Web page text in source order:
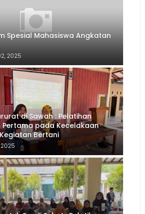
Spesial Mahasiswa Angkatan
2025
di Sawah : Pelatihan
Pertama pada Kecelakaan
Bertani